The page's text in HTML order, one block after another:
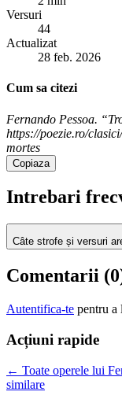
Versuri
44
Actualizat
28 feb. 2026
Cum sa citezi
Fernando Pessoa.
https://poezie.ro/
mortes
Copiaza
Intrebari
Câte strofe și versuri
Comentarii (0
Autentifica-te pentru a
Acțiuni rapide
← Toate operele lui
similare